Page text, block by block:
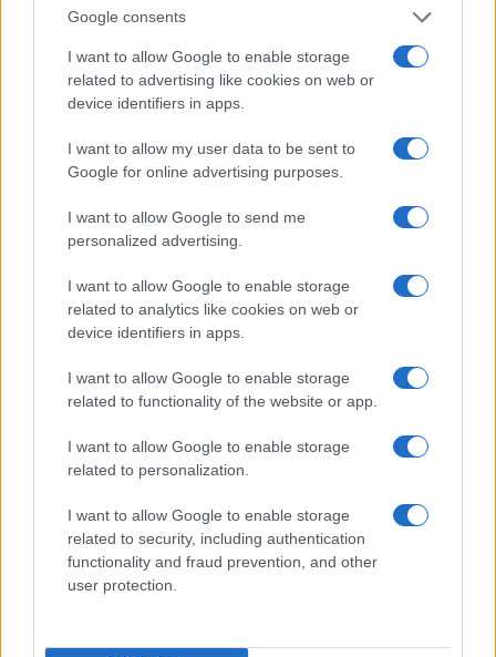
Google consents
I want to allow Google to enable storage
related to advertising like cookies on web or
device identifiers in apps.
I want to allow my user data to be sent to
Google for online advertising purposes.
I want to allow Google to send me
personalized advertising.
I want to allow Google to enable storage
related to analytics like cookies on web or
device identifiers in apps.
I want to allow Google to enable storage
related to functionality of the website or app.
I want to allow Google to enable storage
related to personalization.
I want to allow Google to enable storage
related to security, including authentication
functionality and fraud prevention, and other
user protection.
ζήσω την εκπληκτική
κατακτήσω το ΝΒΑ Europe
με τη Βιλερμπάν» - Η
HELLENiQ ENERGY: Κέρδη 393 εκατ. ευρώ στο α' εξάμηνο –
14% ο τζίρος στο α'
εξάμηνο, στα 4,3 δισ. ευρώ
– Στα 446 εκατ. ευρώ τα
ΥΠΕΘΟΟ: Νέες επενδύσεις
1 δισ. ευρώ ως το 2028 για